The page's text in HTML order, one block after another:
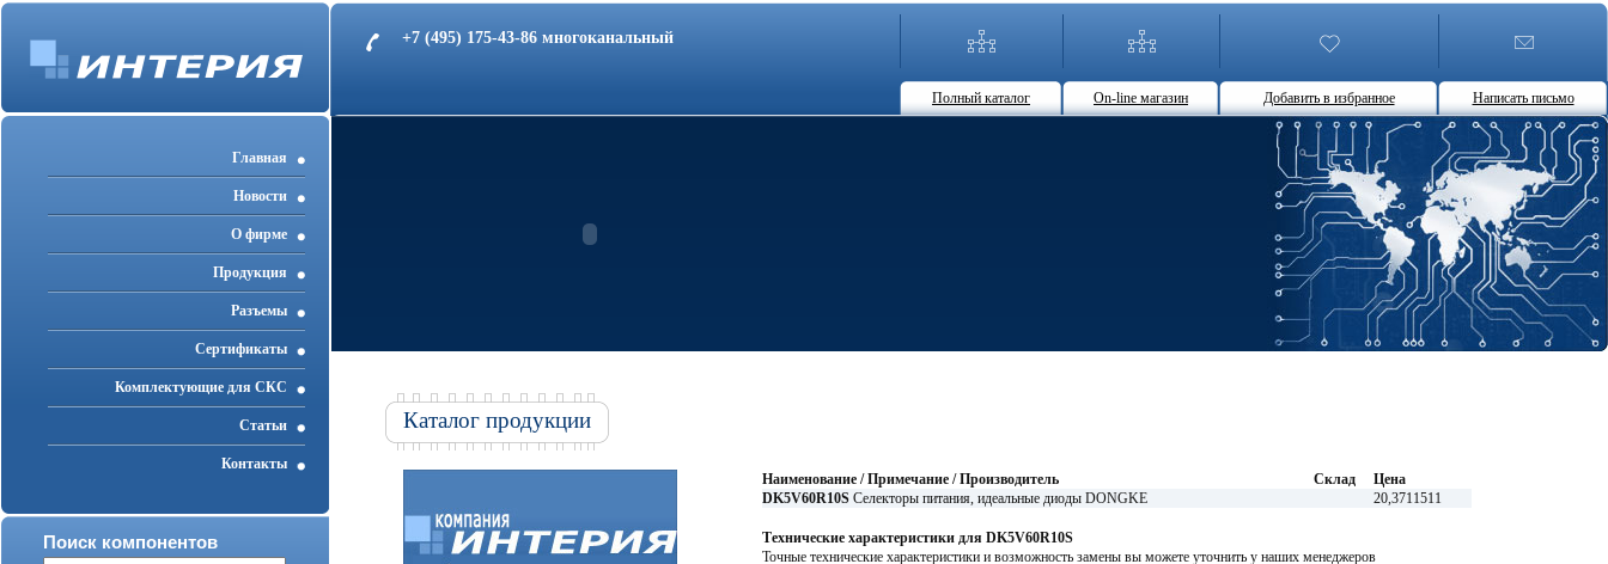
+7 (495) 175-43-86 многоканальный
Полный каталог On-line магазин Добавить в избранное Написать письмо
Главная
Новости
О фирме
Продукция
Разъемы
Cертификаты
Комплектующие для СКС
Статьи
Контакты
Поиск компонентов
Каталог продукции
Наименование / Примечание / Производитель Склад
Цена
DK5V60R10S Cелекторы питания, идеальные диоды DONGKE 20,3711511
Технические характеристики для DK5V60R10S
Точные технические характеристики и возможность замены вы можете уточнить у наших менеджеров